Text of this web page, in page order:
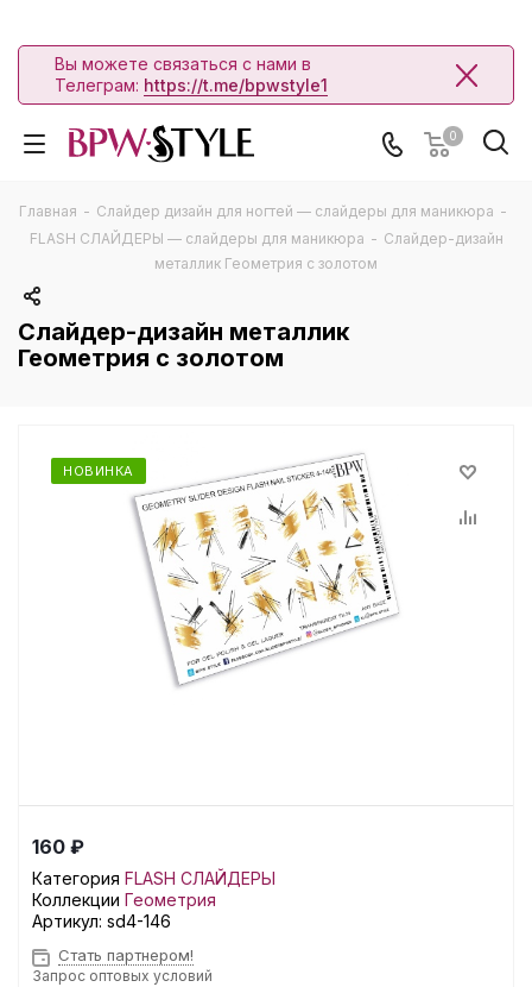
Вы можете связаться с нами в
Телеграм: https://t.me/bpwstyle1
0
Главная - Слайдер дизайн для ногтей — слайдеры для маникюра -
FLASH СЛАЙДЕРЫ — слайдеры для маникюра - Слайдер-дизайн
металлик Геометрия с золотом
Слайдер-дизайн металлик
Геометрия с золотом
НОВИНКА
160 ₽
Категория FLASH СЛАЙДЕРЫ
Коллекции Геометрия
Артикул: sd4-146
Стать партнером!
Запрос оптовых условий